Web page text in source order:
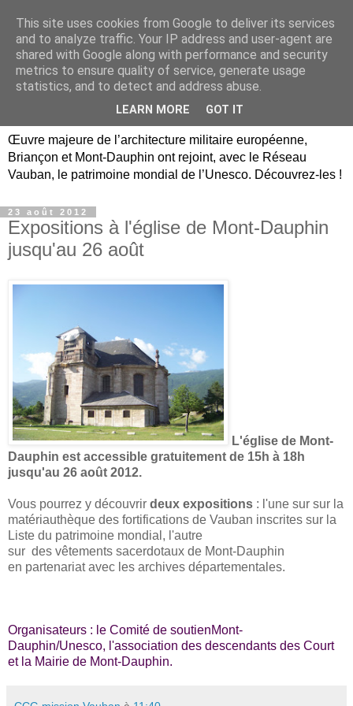
Briançon, Mont-Dauphin,
Vauban Unesco Hautes-
Œuvre majeure de l’architecture militaire européenne,
Briançon et Mont-Dauphin ont rejoint, avec le Réseau
Vauban, le patrimoine mondial de l’Unesco. Découvrez-les !
23 août 2012
Expositions à l'église de Mont-Dauphin
jusqu'au 26 août
L'église de Mont-
Dauphin est accessible gratuitement de 15h à 18h
jusqu'au 26 août 2012.
Vous pourrez y découvrir deux expositions : l'une sur sur la
matériauthèque des fortifications de Vauban inscrites sur la
Liste du patrimoine mondial, l'autre
sur des vêtements sacerdotaux de Mont-Dauphin
en partenariat avec les archives départementales.
Organisateurs : le Comité de soutienMont-
Dauphin/Unesco, l'association des descendants des Court
et la Mairie de Mont-Dauphin.
This site uses cookies from Google to deliver its services
and to analyze traffic. Your IP address and user-agent are
shared with Google along with performance and security
metrics to ensure quality of service, generate usage
statistics, and to detect and address abuse.
LEARN MORE GOT IT